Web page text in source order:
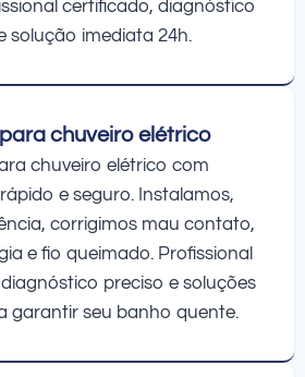
certificado, diagnóstico
solução imediata 24h.
chuveiro elétrico
chuveiro elétrico com
e seguro. Instalamos,
corrigimos mau contato,
e fio queimado. Profissional
preciso e soluções
garantir seu banho quente.